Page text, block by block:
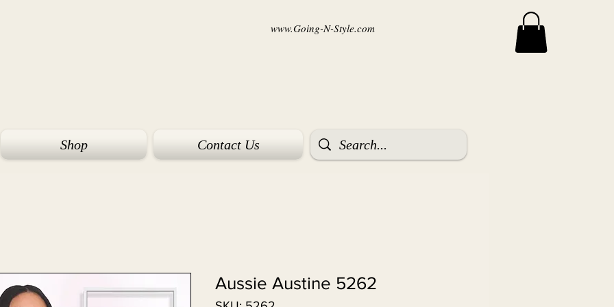
www.Going-N-Style.com
Shop Contact Us
Aussie Austine 5262